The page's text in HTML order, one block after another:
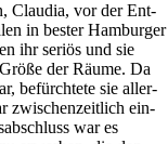
Claudia, vor der Ent­
in bester Ham­burger
ihr seriös und sie
der Räume. Da
befürch­tete sie aller­
zwi­schen­zeit­lich ein­
war es